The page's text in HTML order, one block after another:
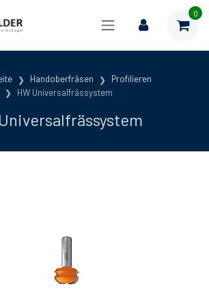
0
Handoberfräsen
Profilieren
HW Universalfrässystem